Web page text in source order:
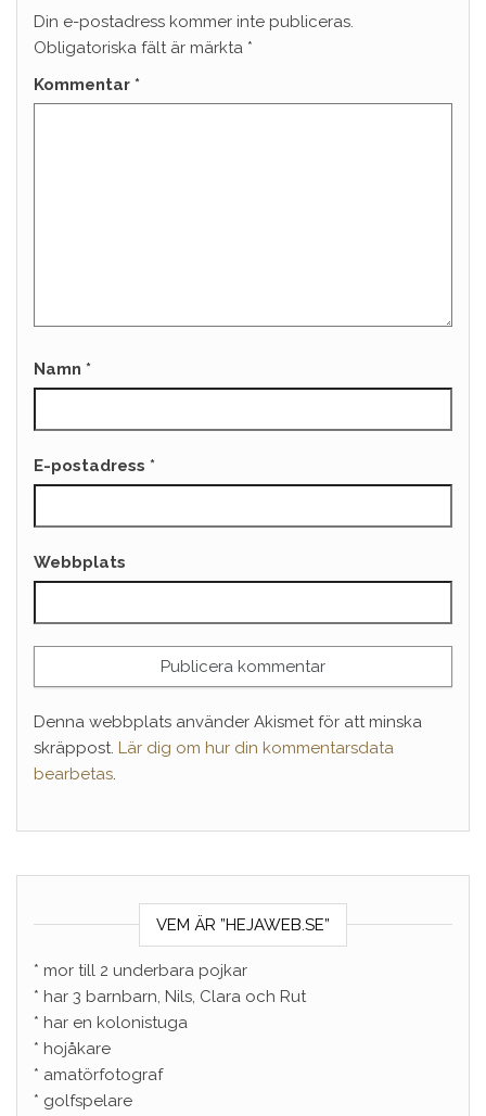
Din e-postadress kommer inte publiceras.
Obligatoriska fält är märkta *
Kommentar *
Namn *
E-postadress *
Webbplats
Denna webbplats använder Akismet för att minska
skräppost. Lär dig om hur din kommentarsdata
bearbetas.
VEM ÄR ”HEJAWEB.SE”
* mor till 2 underbara pojkar
* har 3 barnbarn, Nils, Clara och Rut
* har en kolonistuga
* hojåkare
* amatörfotograf
* golfspelare